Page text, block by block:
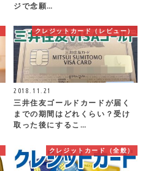
ジで念願…
クレジットカード（レビュー）
2018.11.21
三井住友ゴールドカードが届く
までの期間はどれくらい？受け
取った後にするこ…
クレジットカード（全般）